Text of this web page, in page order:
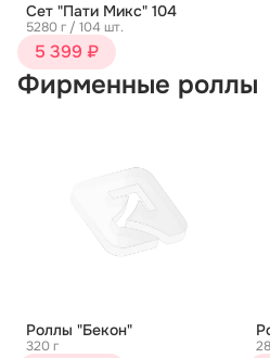
Сет "Пати Микс" 104
5280 г / 104 шт.
5 399 ₽
Фирменные роллы
Роллы "Бекон"
320 г